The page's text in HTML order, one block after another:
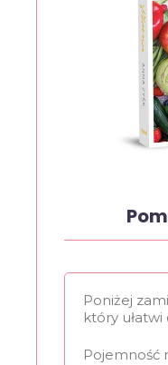
Poniżej
który
Pojemność